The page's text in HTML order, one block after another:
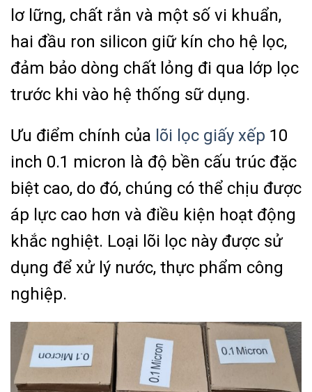
lơ lững, chất rắn và một số vi khuẩn,
hai đầu ron silicon giữ kín cho hệ lọc,
đảm bảo dòng chất lỏng đi qua lớp lọc
trước khi vào hệ thống sữ dụng.
Ưu điểm chính của lõi lọc giấy xếp 10
inch 0.1 micron là độ bền cấu trúc đặc
biệt cao, do đó, chúng có thể chịu được
áp lực cao hơn và điều kiện hoạt động
khắc nghiệt. Loại lõi lọc này được sử
dụng để xử lý nước, thực phẩm công
nghiệp.